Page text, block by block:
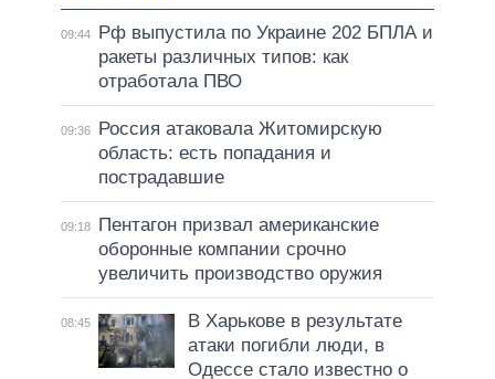
09:44
Рф выпустила по Украине 202 БПЛА и
ракеты различных типов: как
отработала ПВО
09:36
Россия атаковала Житомирскую
область: есть попадания и
пострадавшие
09:18
Пентагон призвал американские
оборонные компании срочно
увеличить производство оружия
08:45
В Харькове в результате
атаки погибли люди, в
Одессе стало известно о